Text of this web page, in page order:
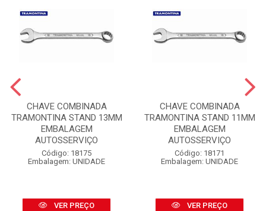
CHAVE COMBINADA
TRAMONTINA STAND 13MM
EMBALAGEM
AUTOSSERVIÇO
Código: 18175
Embalagem: UNIDADE
VER PREÇO
CHAVE COMBINADA
TRAMONTINA STAND 11MM
EMBALAGEM
AUTOSSERVIÇO
Código: 18171
Embalagem: UNIDADE
VER PREÇO